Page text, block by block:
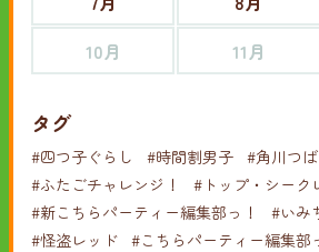
10月
11月
タグ
#四つ子ぐらし #時間割男子 #角川つ
#ふたごチャレンジ！
#トップ・シーク
#新こちらパーティー編集部っ！
#いみ
#怪盗レッド #こちらパーティー編集部